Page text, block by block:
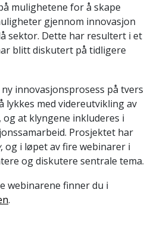
mulighetene for å skape
gjennom innovasjon
sektor. Dette har resultert i et
blitt diskutert på tidligere
innovasjonsprosess på tvers
lykkes med videreutvikling av
at klyngene inkluderes i
Prosjektet har
, og i løpet av fire webinarer i
og diskutere sentrale tema.
webinarene finner du i
.